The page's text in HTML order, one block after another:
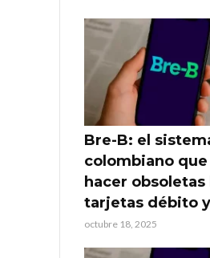
Bre-B: el
colombiano
hacer obsoletas
tarjetas débito
octubre 18, 2025